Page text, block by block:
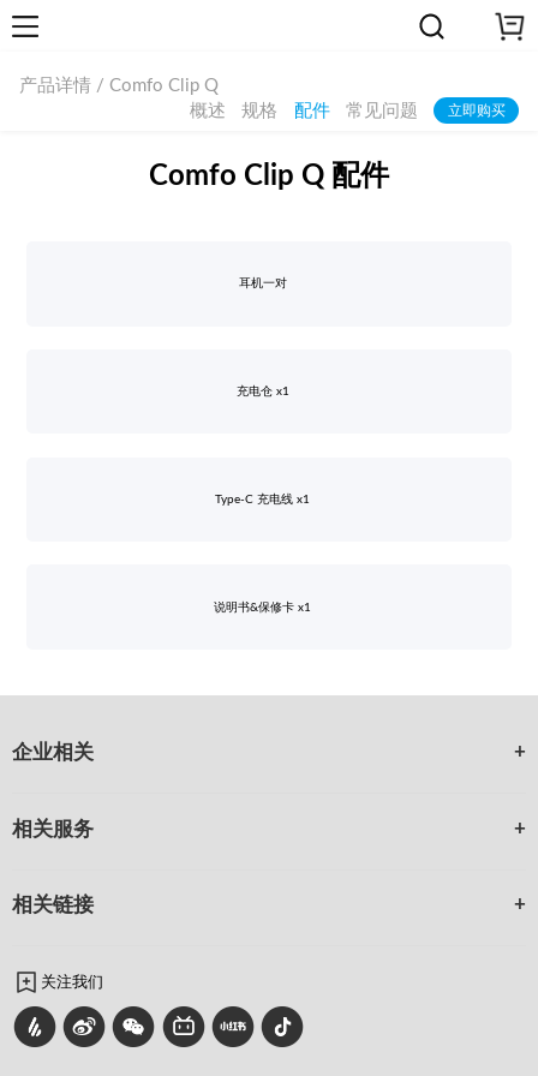
产品详情 / Comfo Clip Q
概述
规格 配件 常见问题 立即购买
Comfo Clip Q 配件
耳机一对
充电仓 x1
Type-C 充电线 x1
说明书&保修卡 x1
企业相关
相关服务
相关链接
关注我们